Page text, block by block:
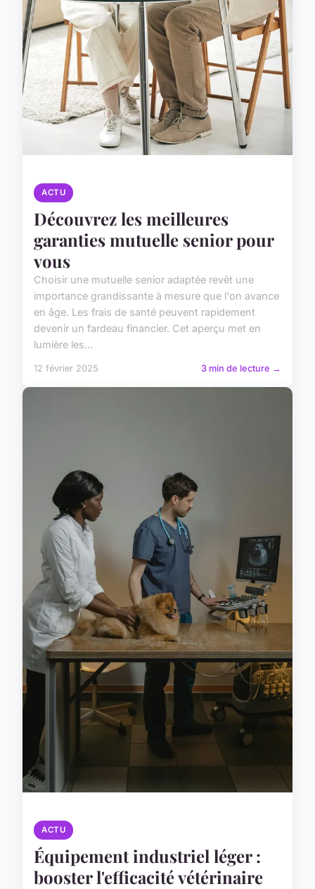
ACTU
Découvrez les meilleures
garanties mutuelle senior pour
vous
Choisir une mutuelle senior adaptée revêt une
importance grandissante à mesure que l'on avance
en âge. Les frais de santé peuvent rapidement
devenir un fardeau financier. Cet aperçu met en
lumière les...
12 février 2025 3 min de lecture →
ACTU
Équipement industriel léger :
booster l'efficacité vétérinaire